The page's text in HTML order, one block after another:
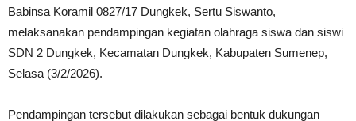
Babinsa Koramil 0827/17 Dungkek, Sertu Siswanto,
melaksanakan pendampingan kegiatan olahraga siswa dan siswi
SDN 2 Dungkek, Kecamatan Dungkek, Kabupaten Sumenep,
Selasa (3/2/2026).
Pendampingan tersebut dilakukan sebagai bentuk dukungan